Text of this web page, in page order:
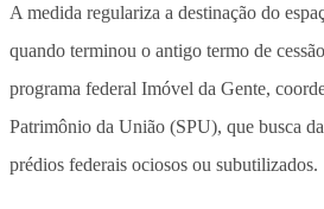
A medida regulariza a destinação do
quando terminou o antigo termo de
programa federal Imóvel da Gente,
Patrimônio da União (SPU), que busca
prédios federais ociosos ou subutilizados.